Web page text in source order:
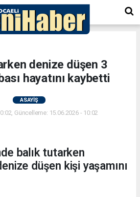
denize düşen 3
hayatını kaybetti
ASAYİŞ
Güncelleme: 15.06.2026 - 10:02
balık tutarken
düşen kişi yaşamını